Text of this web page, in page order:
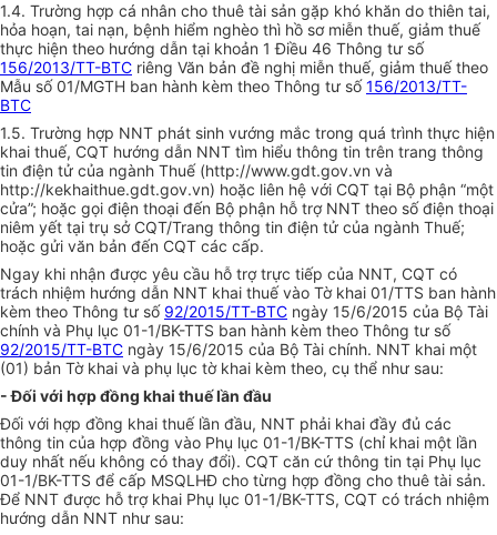
1.4. Trường hợp cá nhân cho thuê tài sản gặp khó khăn do thiên tai,
hỏa hoạn, tai nạn, bệnh hiểm nghèo thì hồ sơ miễn thuế, giảm thuế
thực hiện theo hướng dẫn tại khoản 1 Điều 46 Thông tư số
156/2013/TT-BTC riêng Văn bản đề nghị miễn thuế, giảm thuế theo
Mẫu số 01/MGTH ban hành kèm theo Thông tư số 156/2013/TT-
BTC
1.5. Trường hợp NNT phát sinh vướng mắc trong quá trình thực hiện
khai thuế, CQT hướng dẫn NNT tìm hiểu thông tin trên trang thông
tin điện tử của ngành Thuế (http://www.gdt.gov.vn và
http://kekhaithue.gdt.gov.vn) hoặc liên hệ với CQT tại Bộ phận “một
cửa”; hoặc gọi điện thoại đến Bộ phận hỗ trợ NNT theo sốđiện thoại
niêm yết tại trụ sở CQT/Trang thông tin điện tử của ngành Thuế;
hoặc gửi văn bản đến CQT các cấp.
Ngay khi nhận được yêu cầu hỗ trợ trực tiếp của NNT, CQT có
trách nhiệm hướng dẫn NNT khai thuế vào Tờ khai 01/TTS ban hành
kèm theo Thông tư số 92/2015/TT-BTC ngày 15/6/2015 của Bộ Tài
chính và Phụ lục 01-1/BK-TTS ban hành kèm theo Thông tư số
92/2015/TT-BTC ngày 15/6/2015 của Bộ Tài chính. NNT khai một
(01) bản Tờ khai và phụ lục tờ khai kèm theo, cụ thể như sau:
- Đối với hợp đồng khai thuế lần đầu
Đối với hợp đồng khai thuế lần đầu, NNT phải khai đầy đủ các
thông tin của hợp đồng vào Phụ lục 01-1/BK-TTS (chỉ khai một lần
duy nhất nếu không có thay đổi). CQT căn cứ thông tin tại Phụ lục
01-1/BK-TTS để cấp MSQLHĐ cho từng hợp đồng cho thuê tài sản.
Để NNT được hỗ trợ khai Phụ lục 01-1/BK-TTS, CQT có trách nhiệm
hướng dẫn NNT như sau: